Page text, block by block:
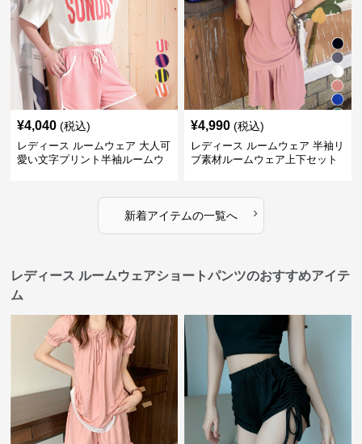
¥4,040 (税込)
レディース ルームウェア 大人可
愛い文字プリント半袖ルームウ
¥4,990 (税込)
レディース ルームウェア 半袖リ
ブ素材ルームウェア上下セット
新着アイテムの一覧へ ›
レディース ルームウェアショートパンツのおすすめアイテ
ム